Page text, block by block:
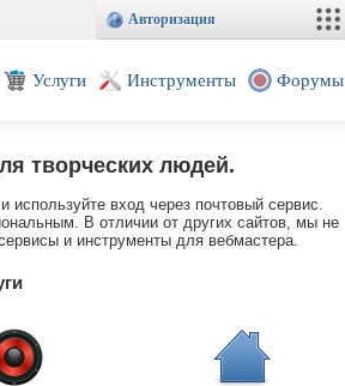
Авторизация
Услуги Инструменты Форумы
творческих людей.
используйте вход через почтовый сервис.
В отличии от других сайтов, мы не
и инструменты для вебмастера.